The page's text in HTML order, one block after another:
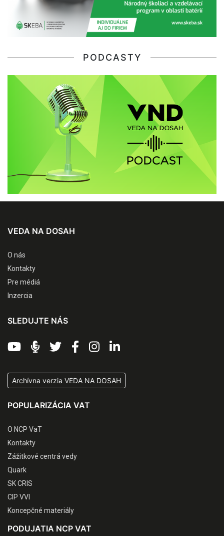
PODCASTY
VEDA NA DOSAH
O nás
Kontakty
Pre médiá
Inzercia
SLEDUJTE NÁS
Archívna verzia VEDA NA DOSAH
POPULARIZÁCIA VAT
O NCP VaT
Kontakty
Zážitkové centrá vedy
Quark
SK CRIS
CIP VVI
Koncepčné materiály
PODUJATIA NCP VAT